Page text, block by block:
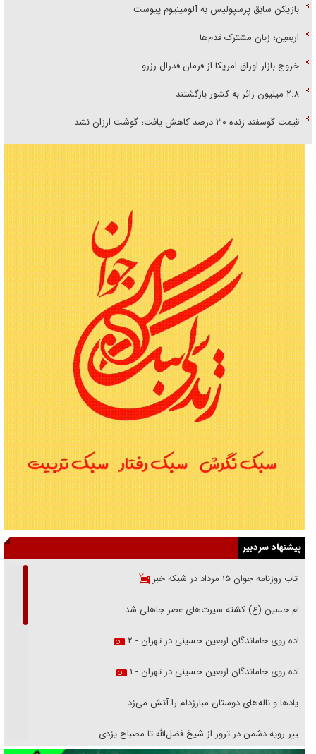
بازیکن سابق پرسپولیس به آلومینیوم پیوست
اربعین؛ زبان مشترک قدم‌ها
خروج بازار اوراق امریکا از فرمان فدرال رزرو
۲.۸ میلیون زائر به کشور بازگشتند
قیمت گوسفند زنده ۳۰ درصد کاهش یافت؛ گوشت ارزان نشد
پیشنهاد سردبیر
بازتاب روزنامه جوان ۱۵ مرداد در شبکه خبر
امام حسین (ع) کشته سیرت‌های عصر جاهلی شد
پیاده روی جاماندگان اربعین حسینی در تهران - ۲
پیاده روی جاماندگان اربعین حسینی در تهران - ۱
فریاد‌ها و ناله‌های دوستان مبارزدلم را آتش می‌زد
تغییر رویه دشمن در ترور از شیخ فضل‌الله تا مصباح یزدی